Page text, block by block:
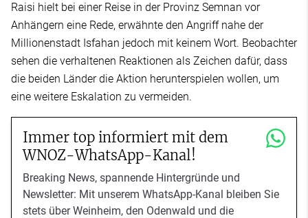
Raisi hielt bei einer Reise in der Provinz Semnan vor
Anhängern eine Rede, erwähnte den Angriff nahe der
Millionenstadt Isfahan jedoch mit keinem Wort. Beobachter
sehen die verhaltenen Reaktionen als Zeichen dafür, dass
die beiden Länder die Aktion herunterspielen wollen, um
eine weitere Eskalation zu vermeiden.
Immer top informiert mit dem
WNOZ-WhatsApp-Kanal!
Breaking News, spannende Hintergründe und
Newsletter: Mit unserem WhatsApp-Kanal bleiben Sie
stets über Weinheim, den Odenwald und die